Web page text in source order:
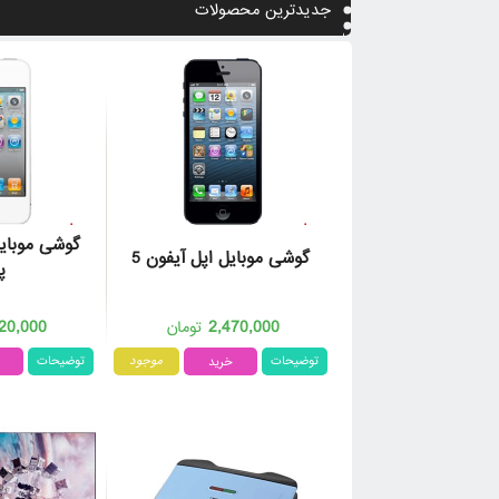
زمان باقیمانده تا پایان
جدیدترین محصولات
گوشی موبایل اپل آیفون 5
2,470,000تومان
توضیحات موجود توضیحات